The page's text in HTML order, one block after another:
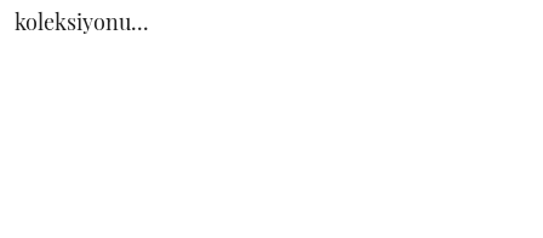
koleksiyonu...